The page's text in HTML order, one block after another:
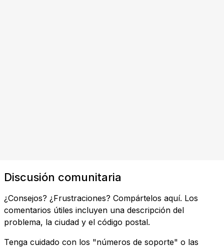
Discusión comunitaria
¿Consejos? ¿Frustraciones? Compártelos aquí. Los
comentarios útiles incluyen una descripción del
problema, la ciudad y el código postal.
Tenga cuidado con los "números de soporte" o las